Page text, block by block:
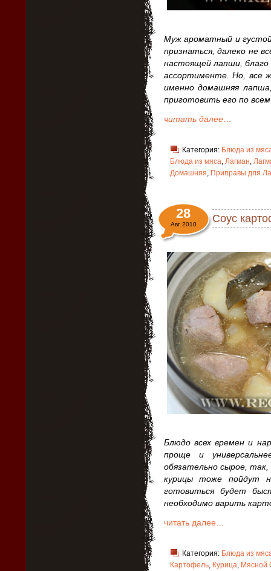
Муж ароматный и
признаться, далеко не
настоящей лапши, благо
ассортименте. Но, все
именно домашняя
приготовить его по
читать далее…
Категория: Блюда из
Блюда из мяса, Лагман,
Домашняя, Приправы для
Соус
28
Авг 2010
Блюдо всех времен и
проще и
обязательно сырое,
курицы тоже пойдут
готовиться будет
необходимо варить
читать далее…
Категория: Блюда из
Картофель, Курица, Мясной